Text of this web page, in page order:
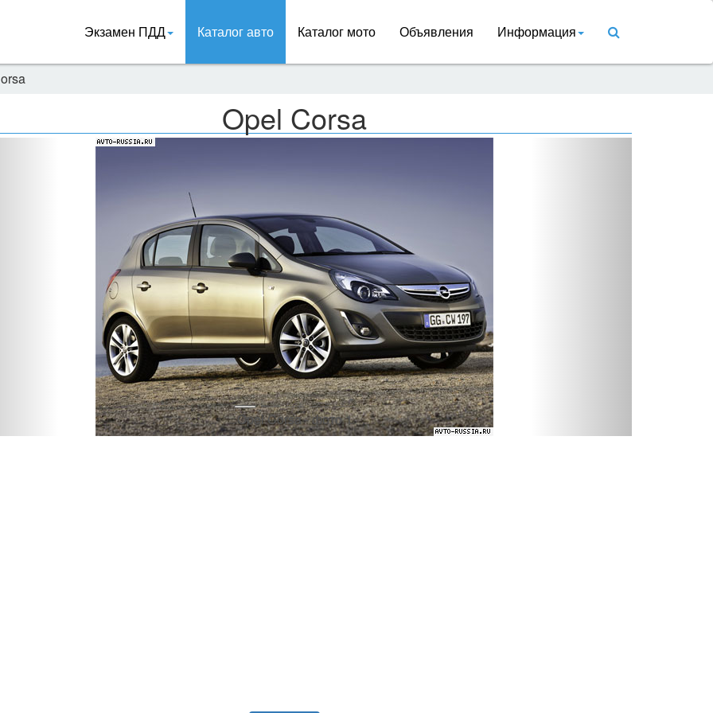
Экзамен ПДД Каталог авто Каталог мото Объявления Информация
Opel Corsa